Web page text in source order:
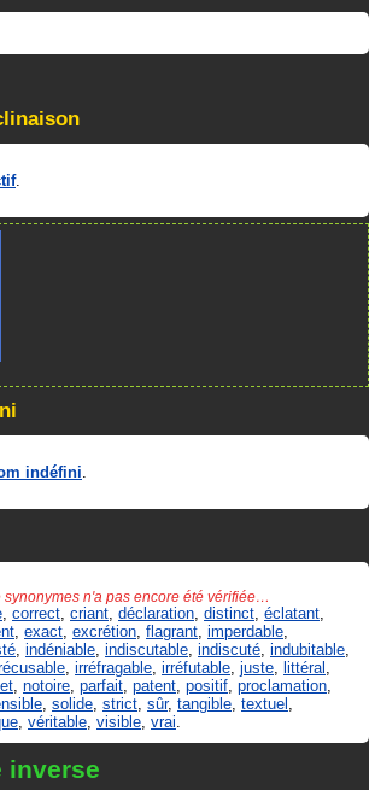
.
indéfini.
synonymes n'a pas encore été vérifiée…
correct criant déclaration distinct éclatant
exact excrétion flagrant imperdable
indéniable indiscutable indiscuté indubitable
irréfragable irréfutable juste littéral
notoire parfait patent positif proclamation
solide strict sûr, tangible textuel
véritable visible vrai
inverse